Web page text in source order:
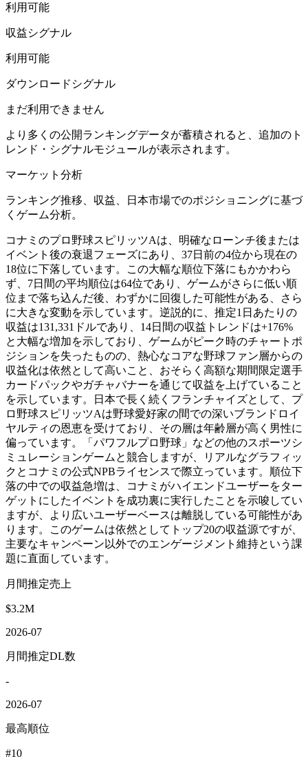
利用可能
収益シグナル
利用可能
ダウンロードシグナル
まだ利用できません
より多くの公開ランキングデータが蓄積されると、追加のト
レンド・シグナルモジュールが表示されます。
マーケット分析
ランキング推移、収益、日本市場でのポジショニングに基づ
くゲーム分析。
コナミのプロ野球スピリッツAは、明確なローンチ後または
イベント後の衰退フェーズにあり、37日前の4位から現在の
18位に下落しています。この大幅な順位下落にもかかわら
ず、7日間の平均順位は64位であり、ゲームがさらに低い順
位まで落ち込んだ後、わずかに回復した可能性がある、さら
に大きな変動を示しています。逆説的に、推定1日あたりの
収益は131,331ドルであり、14日間の収益トレンドは+176%
と大幅な増加を示しており、ゲームがピーク時のチャートポ
ジションを失ったものの、熱心なコアな野球ファン層からの
収益化は依然として高いこと、おそらく高額な期間限定選手
カードパックやガチャバナーを通じて収益を上げていること
を示しています。日本で長く続くフランチャイズとして、プ
ロ野球スピリッツAは野球愛好家の間での深いブランドロイ
ヤルティの恩恵を受けており、その層は年齢層が高く男性に
偏っています。「パワフルプロ野球」などの他のスポーツシ
ミュレーションゲームと競合しますが、リアルなグラフィッ
クとコナミの公式NPBライセンスで際立っています。順位下
落の中での収益急増は、コナミがハイエンドユーザーをター
ゲットにしたイベントを成功裏に実行したことを示唆してい
ますが、より広いユーザーベースは離脱している可能性があ
ります。このゲームは依然としてトップ20の収益源ですが、
主要なキャンペーン以外でのエンゲージメント維持という課
題に直面しています。
月間推定売上
$3.2M
2026-07
月間推定DL数
-
2026-07
最高順位
#10